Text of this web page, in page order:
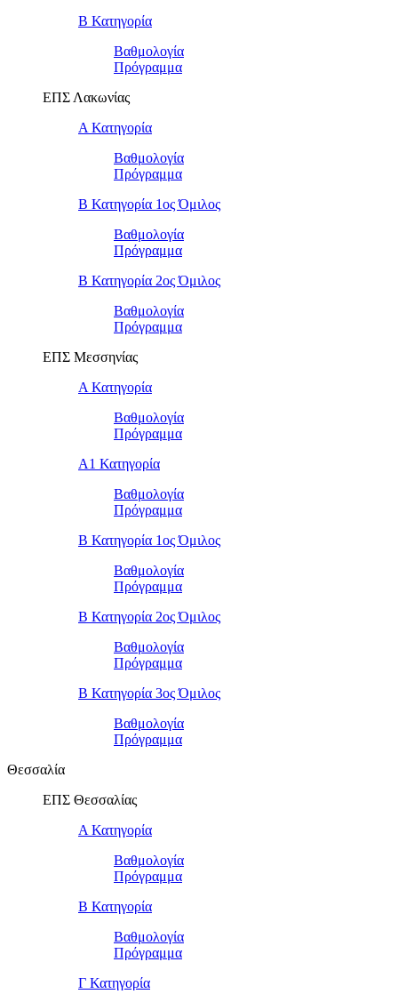
Β Κατηγορία
Βαθμολογία
Πρόγραμμα
ΕΠΣ Λακωνίας
Α Κατηγορία
Βαθμολογία
Πρόγραμμα
Β Κατηγορία 1ος Όμιλος
Βαθμολογία
Πρόγραμμα
Β Κατηγορία 2ος Όμιλος
Βαθμολογία
Πρόγραμμα
ΕΠΣ Μεσσηνίας
Α Κατηγορία
Βαθμολογία
Πρόγραμμα
Α1 Κατηγορία
Βαθμολογία
Πρόγραμμα
Β Κατηγορία 1ος Όμιλος
Βαθμολογία
Πρόγραμμα
Β Κατηγορία 2ος Όμιλος
Βαθμολογία
Πρόγραμμα
Β Κατηγορία 3ος Όμιλος
Βαθμολογία
Πρόγραμμα
Θεσσαλία
ΕΠΣ Θεσσαλίας
Α Κατηγορία
Βαθμολογία
Πρόγραμμα
Β Κατηγορία
Βαθμολογία
Πρόγραμμα
Γ Κατηγορία